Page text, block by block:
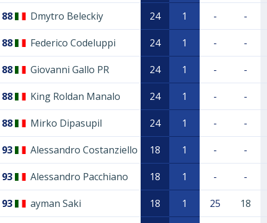
88 Dmytro Beleckiy 24 1 - -
88 Federico Codeluppi 24 1 - -
88 Giovanni Gallo PR 24 1 - -
88 King Roldan Manalo 24 1 - -
88 Mirko Dipasupil 24 1 - -
93 Alessandro Costanziello 18 1 - -
93 Alessandro Pacchiano 18 1 - -
93 ayman Saki 18 1 25 18